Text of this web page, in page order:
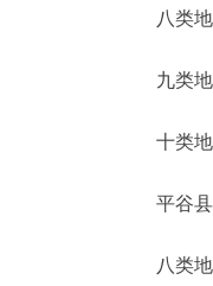
八类地
九类地区
十类地区
平谷县
八类地